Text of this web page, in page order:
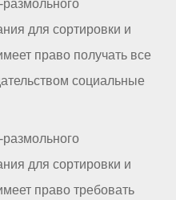
для сортировки и
право получать все
социальные
для сортировки и
право требовать